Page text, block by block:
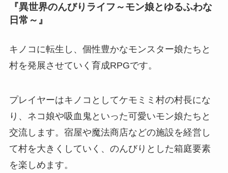
『異世界のんびりライフ～モン娘とゆるふわな
日常～』
キノコに転生し、個性豊かなモンスター娘たちと
村を発展させていく育成RPGです。
プレイヤーはキノコとしてケモミミ村の村長にな
り、ネコ娘や吸血鬼といった可愛いモン娘たちと
交流します。宿屋や魔法商店などの施設を経営し
て村を大きくしていく、のんびりとした箱庭要素
を楽しめます。